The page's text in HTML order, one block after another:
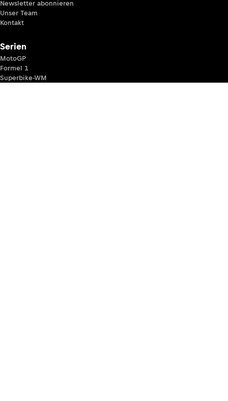
Newsletter abonnieren
Unser Team
Kontakt
Serien
MotoGP
Formel 1
Superbike-WM